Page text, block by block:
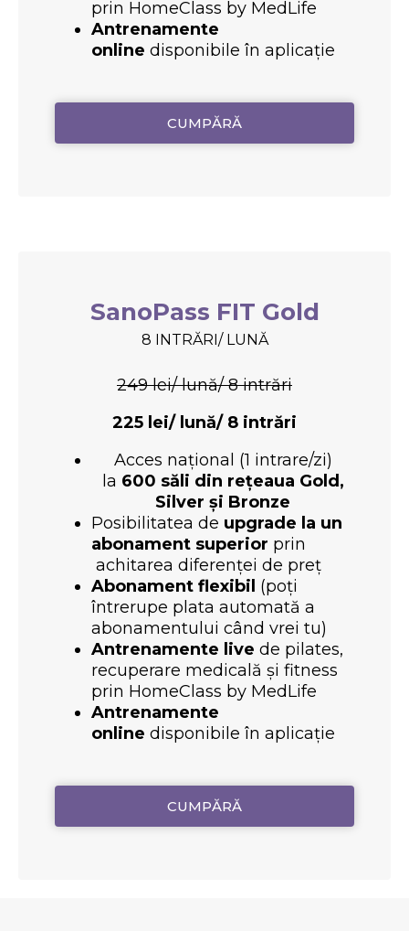
prin HomeClass by MedLife
Antrenamente
online disponibile în aplicație
CUMPĂRĂ
SanoPass FIT Gold
8 INTRĂRI/ LUNĂ
249 lei/ lună/ 8 intrări
225 lei/ lună/ 8 intrări
Acces național (1 intrare/zi)
la 600 săli din rețeaua Gold,
Silver și Bronze
Posibilitatea de upgrade la un
abonament superior prin
achitarea diferenței de preț
Abonament flexibil (poți
întrerupe plata automată a
abonamentului când vrei tu)
Antrenamente live de pilates,
recuperare medicală și fitness
prin HomeClass by MedLife
Antrenamente
online disponibile în aplicație
CUMPĂRĂ